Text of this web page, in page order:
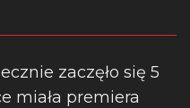
zaczęło się 5
miała premiera